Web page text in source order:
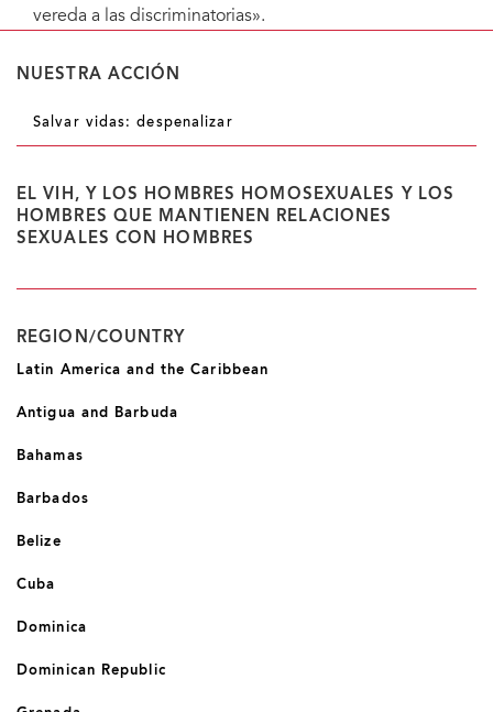
vereda a las discriminatorias».
NUESTRA ACCIÓN
Salvar vidas: despenalizar
EL VIH, Y LOS HOMBRES HOMOSEXUALES Y LOS
HOMBRES QUE MANTIENEN RELACIONES
SEXUALES CON HOMBRES
REGION/COUNTRY
Latin America and the Caribbean
Antigua and Barbuda
Bahamas
Barbados
Belize
Cuba
Dominica
Dominican Republic